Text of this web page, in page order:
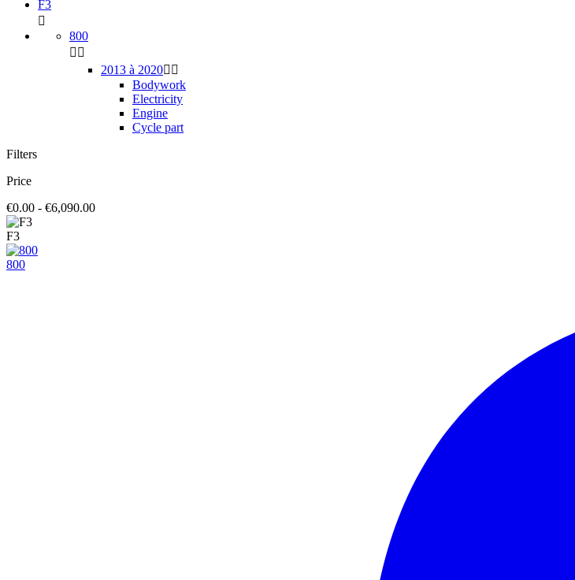
F3

800
 
2013 à 2020 
Bodywork
Electricity
Engine
Cycle part
Filters
Price
€0.00 - €6,090.00
F3
800